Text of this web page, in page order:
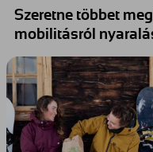
Szeretne többet
mobilitásról